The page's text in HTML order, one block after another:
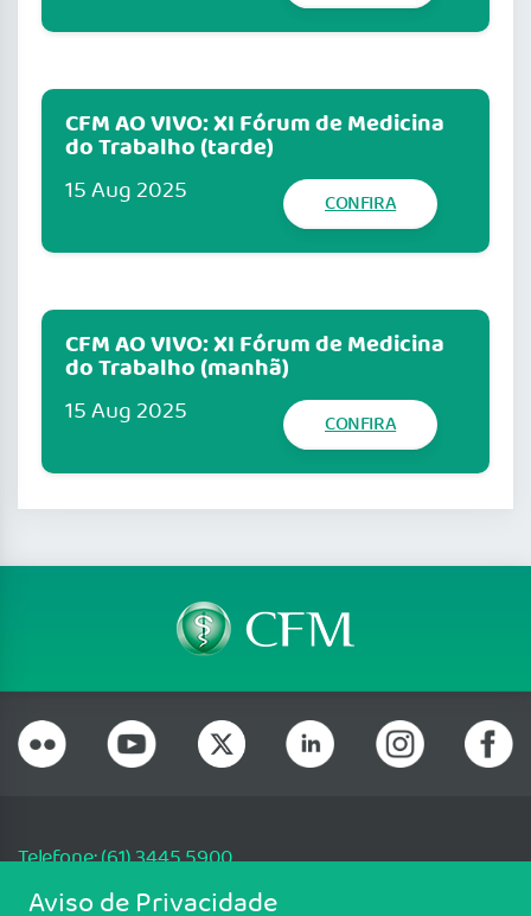
CFM AO VIVO: XI Fórum de Medicina
do Trabalho (tarde)
15 Aug 2025 CONFIRA
CFM AO VIVO: XI Fórum de Medicina
do Trabalho (manhã)
15 Aug 2025 CONFIRA
Telefone: (61) 3445 5900
Email: cfm@portalmedico.org.br
Aviso de Privacidade